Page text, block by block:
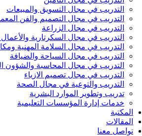
التدريب في مجال التسويق والمبيعات
التدريب في مجال التصميم والفن
التدريب في مجال الزراعة
التدريب في مجال السكرتارية والأعمال
التدريب في مجال السلامة المهنية
التدريب في مجال السياحة والضيافة
التدريب في مجال المحاسبة والشؤون
التدريب في مجال تصميم الازياء
التدريب والتوعية في مجال الصحة
تدريب وتطوير الموارد البشرية
خدمات إدارة المؤسسات التعليمية
المكتبة
المقالات
تواصل معنا